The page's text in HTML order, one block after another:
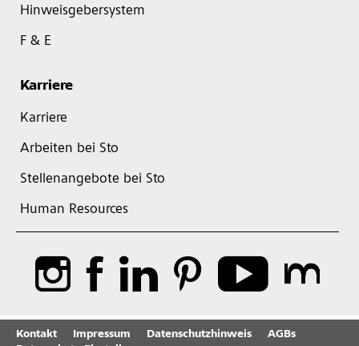
Hinweisgebersystem
F & E
Karriere
Karriere
Arbeiten bei Sto
Stellenangebote bei Sto
Human Resources
Kontakt Impressum Datenschutzhinweis
AGBs